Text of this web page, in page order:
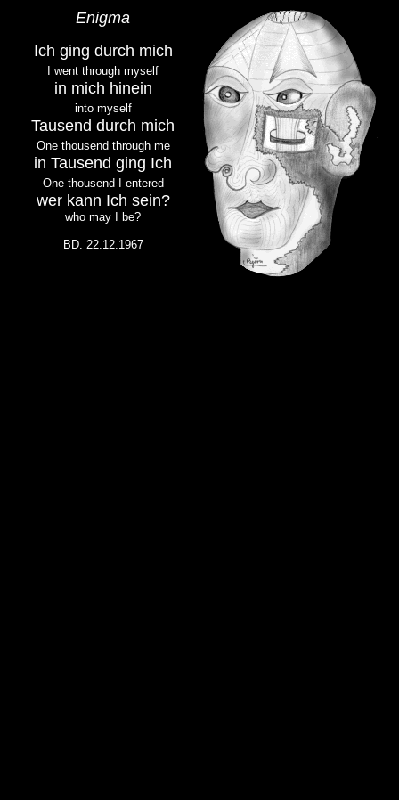
Enigma
Ich ging durch mich
I went through myself
in mich hinein
into myself
Tausend durch mich
One thousend through me
in Tausend ging Ich
One thousend I entered
wer kann Ich sein?
who may I be?
BD. 22.12.1967